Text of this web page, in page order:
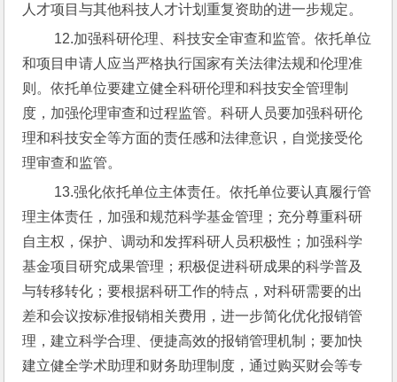
人才项目与其他科技人才计划重复资助的进一步规定。
和项目申请人应当严格执行国家有关法律法规和伦理准
则。依托单位要建立健全科研伦理和科技安全管理制
度，加强伦理审查和过程监管。科研人员要加强科研伦
理和科技安全等方面的责任感和法律意识，自觉接受伦
理审查和监管。
理主体责任，加强和规范科学基金管理；充分尊重科研
自主权，保护、调动和发挥科研人员积极性；加强科学
基金项目研究成果管理；积极促进科研成果的科学普及
与转移转化；要根据科研工作的特点，对科研需要的出
差和会议按标准报销相关费用，进一步简化优化报销管
理，建立科学合理、便捷高效的报销管理机制；要加快
建立健全学术助理和财务助理制度，通过购买财会等专